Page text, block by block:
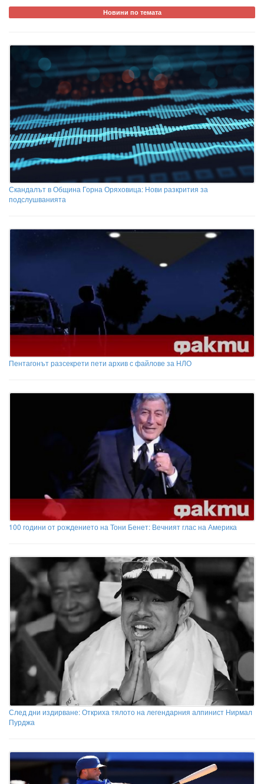
Новини по темата
Скандалът в Община Горна Оряховица: Нови разкрития за
подслушванията
Пентагонът разсекрети пети архив с файлове за НЛО
100 години от рождението на Тони Бенет: Вечният глас на Америка
След дни издирване: Откриха тялото на легендарния алпинист Нирмал
Пурджа